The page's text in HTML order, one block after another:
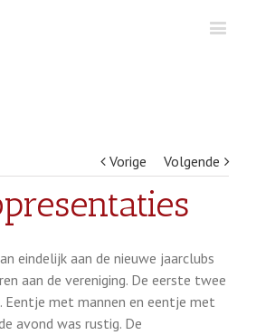
Vorige Volgende
eindelijk aan de nieuwe jaarclubs
aan de vereniging. De eerste twee
Eentje met mannen en eentje met
avond was rustig. De